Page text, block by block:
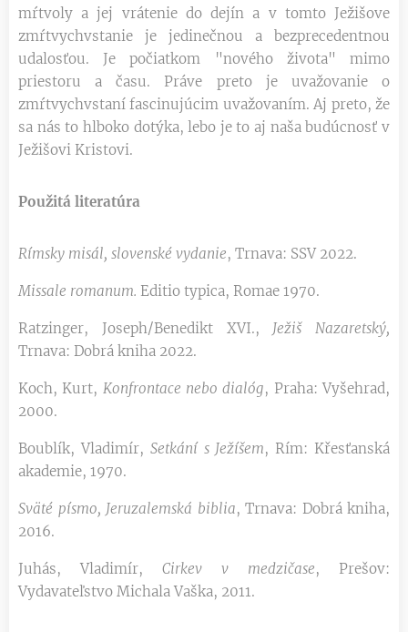
mŕtvoly a jej vrátenie do dejín a v tomto Ježišove
zmŕtvychvstanie je jedinečnou a bezprecedentnou
udalosťou. Je počiatkom "nového života" mimo
priestoru a času. Práve preto je uvažovanie o
zmŕtvychvstaní fascinujúcim uvažovaním. Aj preto, že
sa nás to hlboko dotýka, lebo je to aj naša budúcnosť v
Ježišovi Kristovi.
Použitá literatúra
Rímsky misál, slovenské vydanie, Trnava: SSV 2022.
Missale romanum. Editio typica, Romae 1970.
Ratzinger, Joseph/Benedikt XVI., Ježiš Nazaretský,
Trnava: Dobrá kniha 2022.
Koch, Kurt, Konfrontace nebo dialóg, Praha: Vyšehrad,
2000.
Boublík, Vladimír, Setkání s Ježíšem, Rím: Křesťanská
akademie, 1970.
Sväté písmo, Jeruzalemská biblia, Trnava: Dobrá kniha,
2016.
Juhás, Vladimír, Cirkev v medzičase, Prešov:
Vydavateľstvo Michala Vaška, 2011.